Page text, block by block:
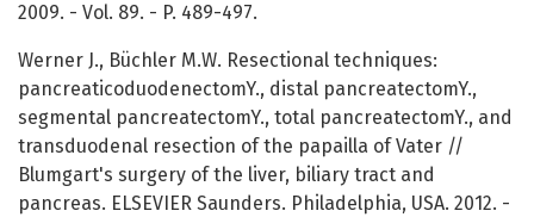
2009. - Vol. 89. - P. 489-497.
Werner J., Büchler M.W. Resectional techniques:
pancreaticoduodenectomY., distal pancreatectomY.,
segmental pancreatectomY., total pancreatectomY., and
transduodenal resection of the papailla of Vater //
Blumgart's surgery of the liver, biliary tract and
pancreas. ELSEVIER Saunders. Philadelphia, USA. 2012. -